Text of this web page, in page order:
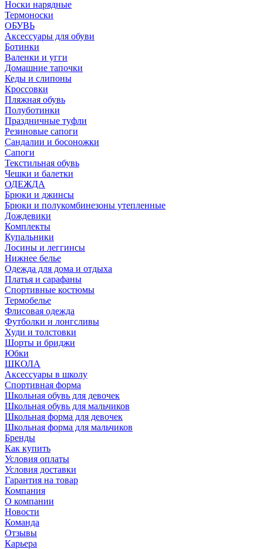
Носки нарядные
Термоноски
ОБУВЬ
Аксессуары для обуви
Ботинки
Валенки и угги
Домашние тапочки
Кеды и слипоны
Кроссовки
Пляжная обувь
Полуботинки
Праздничные туфли
Резиновые сапоги
Сандалии и босоножки
Сапоги
Текстильная обувь
Чешки и балетки
ОДЕЖДА
Брюки и джинсы
Брюки и полукомбинезоны утепленные
Дождевики
Комплекты
Купальники
Лосины и леггинсы
Нижнее белье
Одежда для дома и отдыха
Платья и сарафаны
Спортивные костюмы
Термобелье
Флисовая одежда
Футболки и лонгсливы
Худи и толстовки
Шорты и бриджи
Юбки
ШКОЛА
Аксессуары в школу
Спортивная форма
Школьная обувь для девочек
Школьная обувь для мальчиков
Школьная форма для девочек
Школьная форма для мальчиков
Бренды
Как купить
Условия оплаты
Условия доставки
Гарантия на товар
Компания
О компании
Новости
Команда
Отзывы
Карьера